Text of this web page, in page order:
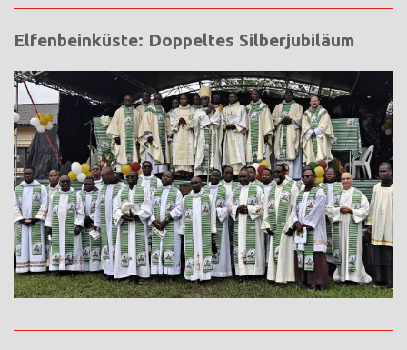
Elfenbeinküste: Doppeltes Silberjubiläum